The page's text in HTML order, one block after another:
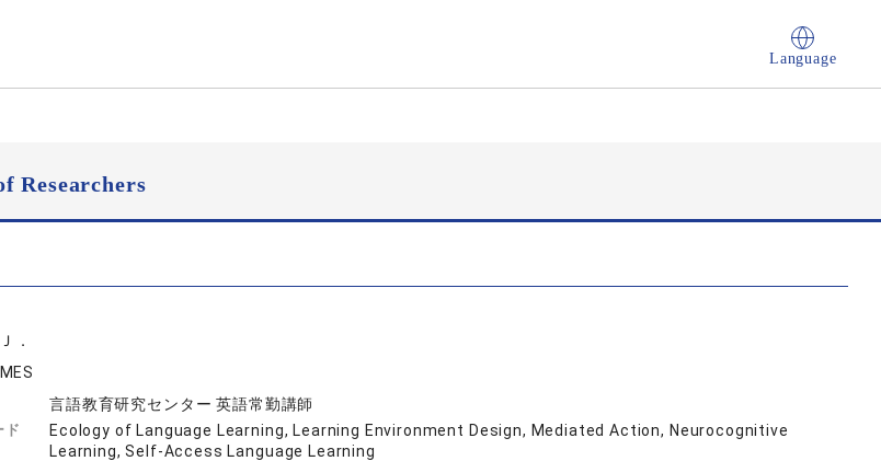
Language
Researchers
．
言語教育研究センター 英語常勤講師
ド
Ecology of Language Learning, Learning Environment Design, Mediated Action, Neurocognitive
Learning, Self-Access Language Learning